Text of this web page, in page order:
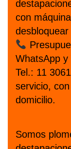
con
WhatsApp y
Tel.: 11
servicio,
domicilio.
Somos